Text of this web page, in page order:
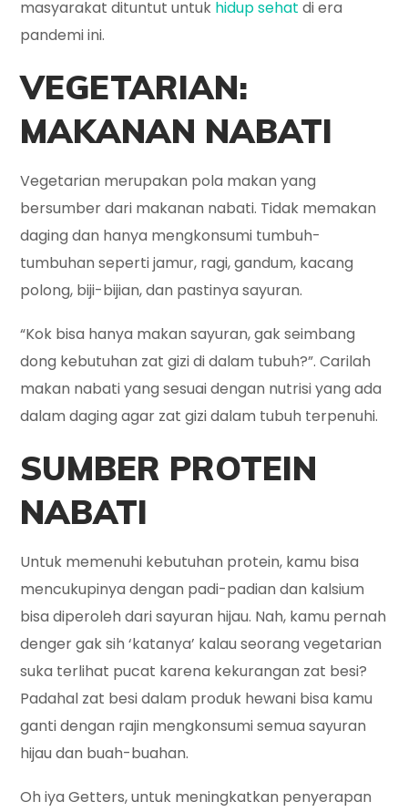
masyarakat dituntut untuk hidup sehatdi era
pandemi ini.
VEGETARIAN:
MAKANAN NABATI
Vegetarian merupakan pola makan yang
bersumber dari makanan nabati. Tidak memakan
daging dan hanya mengkonsumi tumbuh-
tumbuhan seperti jamur, ragi, gandum, kacang
polong, biji-bijian, dan pastinya sayuran.
“Kok bisa hanya makan sayuran, gak seimbang
dong kebutuhan zat gizi di dalam tubuh?”. Carilah
makan nabati yang sesuai dengan nutrisi yang ada
dalam daging agar zat gizi dalam tubuh terpenuhi.
SUMBER PROTEIN
NABATI
Untuk memenuhi kebutuhan protein, kamu bisa
mencukupinya dengan padi-padian dan kalsium
bisa diperoleh dari sayuran hijau. Nah, kamu pernah
denger gak sih ‘katanya’ kalau seorang vegetarian
suka terlihat pucat karena kekurangan zat besi?
Padahal zat besi dalam produk hewani bisa kamu
ganti dengan rajin mengkonsumi semua sayuran
hijau dan buah-buahan.
Oh iya Getters, untuk meningkatkan penyerapan